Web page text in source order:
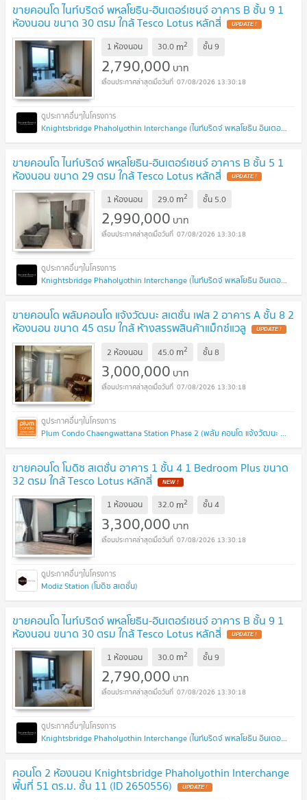
ขายคอนโด ไนท์บริดจ์ พหลโยธิน-อินเตอร์เชนจ์ อาคาร B ชั้น 9 1
ห้องนอน ขนาด 30 ตรม ใกล้ Tesco Lotus หลักสี่ UPDATE !
1 ห้องนอน 30.0 m2 ชั้น9
2,790,000 บาท
07/08/2026 13:30:18
Knightsbridge Phaholyothin Interchange (ไนท์บริดจ์ พหลโยธิน อินเตอร์เชนจ์)
ขายคอนโด ไนท์บริดจ์ พหลโยธิน-อินเตอร์เชนจ์ อาคาร B ชั้น 5 1
ห้องนอน ขนาด 29 ตรม ใกล้ Tesco Lotus หลักสี่ UPDATE !
1 ห้องนอน 29.0 m2 ชั้น 5.0
2,990,000 บาท
07/08/2026 13:30:18
Knightsbridge Phaholyothin Interchange (ไนท์บริดจ์ พหลโยธิน อินเตอร์เชนจ์)
ขายคอนโด พลัมคอนโด แจ้งวัฒนะ สเตชั่น เฟส 2 อาคาร A ชั้น 8 2
ห้องนอน ขนาด 45 ตรม ใกล้ ห้างสรรพสินค้าแม็กซ์แวลู UPDATE !
2 ห้องนอน 45.0 m2 ชั้น8
3,000,000 บาท
07/08/2026 13:30:18
Plum Condo Chaengwattana Station Phase 2 (พลัม คอนโด แจ้งวัฒนะ สเตชั่น เฟส 2)
ขายคอนโด โมดิซ สเตชั่น อาคาร 1 ชั้น 4 1 Bedroom Plus ขนาด
32 ตรม ใกล้ Tesco Lotus หลักสี่ NEW !
1 ห้องนอน 32.0 m2 ชั้น4
3,300,000 บาท
07/08/2026 13:30:18
Modiz Station (โมดิซ สเตชั่น)
ขายคอนโด ไนท์บริดจ์ พหลโยธิน-อินเตอร์เชนจ์ อาคาร B ชั้น 9 1
ห้องนอน ขนาด 30 ตรม ใกล้ Tesco Lotus หลักสี่ UPDATE !
1 ห้องนอน 30.0 m2 ชั้น9
2,790,000 บาท
07/08/2026 13:30:18
Knightsbridge Phaholyothin Interchange (ไนท์บริดจ์ พหลโยธิน อินเตอร์เชนจ์)
คอนโด 2 ห้องนอน Knightsbridge Phaholyothin Interchange
พื้นที่ 51 ตร.ม. ชั้น 11 (ID 2650556) UPDATE !